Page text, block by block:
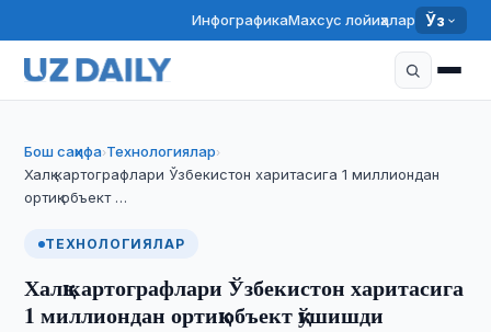
ИнфографикаМахсус лойиҳалар Ўз
Бош саҳифа›Технологиялар›
Халқ картографлари Ўзбекистон харитасига 1 миллиондан
ортиқ объект …
ТЕХНОЛОГИЯЛАР
Халқ картографлари Ўзбекистон харитасига
1 миллиондан ортиқ объект қўшишди